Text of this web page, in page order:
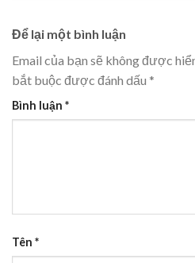
Để lại một bình luận
Email của bạn sẽ không được
bắt buộc được đánh dấu *
Bình luận *
Tên *